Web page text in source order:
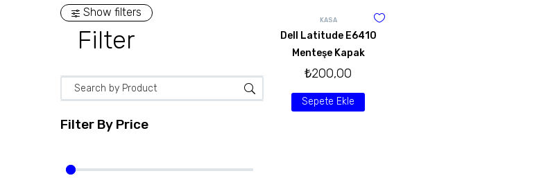
Show filters
Filter
Filter By Price
KASA
Dell Latitude E6410
Menteşe Kapak
₺200,00
Sepete Ekle